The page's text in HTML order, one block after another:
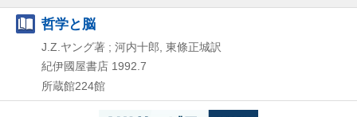
哲学と脳
J.Z.ヤング著 ; 河内十郎, 東條正城訳
紀伊國屋書店 1992.7
所蔵館224館